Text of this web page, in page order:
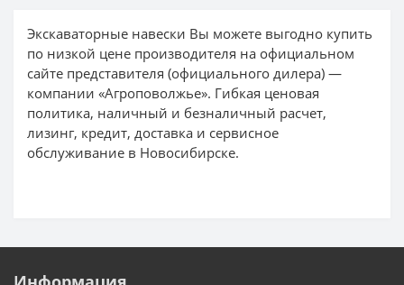
Экскаваторные навески Вы можете выгодно купить
по низкой цене производителя на официальном
сайте представителя (официального дилера) —
компании «Агроповолжье». Гибкая ценовая
политика, наличный и безналичный расчет,
лизинг, кредит, доставка и сервисное
обслуживание в Новосибирске.